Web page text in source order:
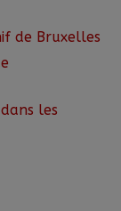
de Bruxelles
les